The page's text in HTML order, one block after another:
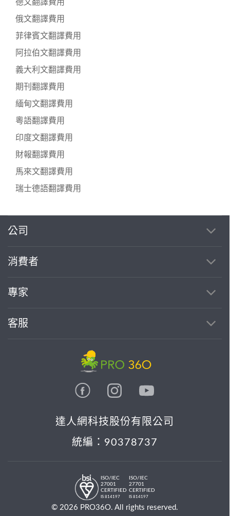
德文翻譯費用
俄文翻譯費用
菲律賓文翻譯費用
阿拉伯文翻譯費用
義大利文翻譯費用
期刊翻譯費用
緬甸文翻譯費用
粵語翻譯費用
印度文翻譯費用
財報翻譯費用
馬來文翻譯費用
瑞士德語翻譯費用
公司
消費者
專家
客服
達人網科技股份有限公司
統編：90378737
ISO/IEC
27001
CERTIFIED
IS 814197
ISO/IEC
27701
CERTIFIED
IS 814197
© 2026 PRO36O. All rights reserved.